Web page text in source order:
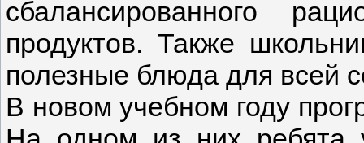
сбалансированного
продуктов. Также
полезные блюда для всей
В новом учебном году